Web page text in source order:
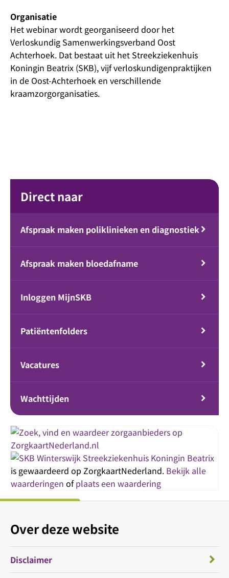
Organisatie
Het webinar wordt georganiseerd door het
Verloskundig Samenwerkingsverband Oost
Achterhoek. Dat bestaat uit het Streekziekenhuis
Koningin Beatrix (SKB), vijf verloskundigenpraktijken
in de Oost-Achterhoek en verschillende
kraamzorgorganisaties.
Direct naar
Afspraak maken poliklinieken en diagnostiek
Afspraak maken bloedafname
Inloggen MijnSKB
Patiëntenfolders
Vacatures
Wachttijden
Streekziekenhuis Koningin Beatrix
is gewaardeerd op ZorgkaartNederland. Bekijk alle
waarderingen ofplaats een waardering
Over deze website
Disclaimer